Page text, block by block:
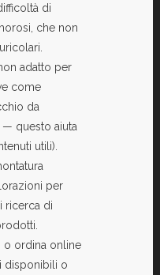
di
che non
adatto per
come
da
questo aiuta
utili).
per
ricerca di
o ordina online
disponibili o